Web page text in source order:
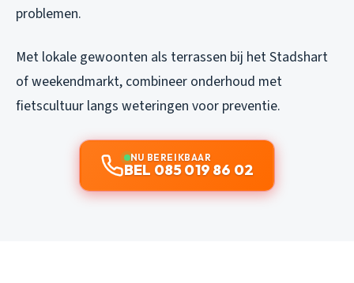
problemen.
Met lokale gewoonten als terrassen bij het Stadshart
of weekendmarkt, combineer onderhoud met
fietscultuur langs weteringen voor preventie.
NU BEREIKBAAR
BEL 085 019 86 02